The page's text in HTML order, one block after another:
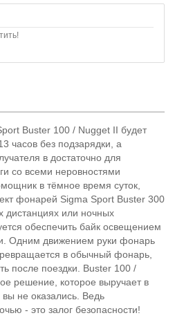
Buster 100 / Nugget II будет
часов без подзарядки, а
в достаточно для
со всеми неровностями
в тёмное время суток,
фонарей Sigma Sport Buster 300
дистанциях или ночных
обеспечить байк освещением
Одним движением руки фонарь
в обычный фонарь,
после поездки. Buster 100 /
решение, которое выручает в
не оказались. Ведь
- это залог безопасности!